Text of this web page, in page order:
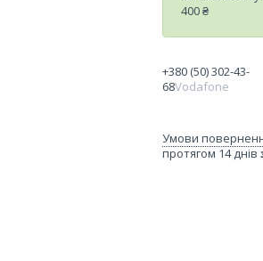
400 ₴
+380 (50) 302-43-
68Vodafone
протягом 14 днів